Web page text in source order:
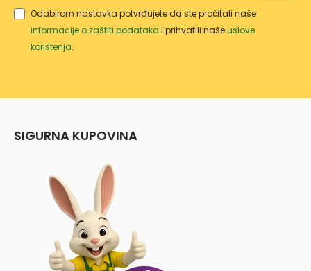
Odabirom nastavka potvrđujete da ste pročitali naše
informacije o zaštiti podataka i prihvatili našeuslove
korištenja.
SIGURNA KUPOVINA